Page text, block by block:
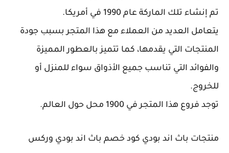
تم إنشاء تلك الماركة عام 1990 في أمريكا.
يتعامل العديد من العملاء مع هذا المتجر بسبب جودة
المنتجات التي يقدمها، كما تتميز بالعطور المميزة
والفوائد التي تناسب جميع الأذواق سواء للمنزل أو
للخروج.
توجد فروع هذا المتجر في 1900 محل حول العالم.
منتجات باث اند بودي كود خصم باث اند بودي وركس